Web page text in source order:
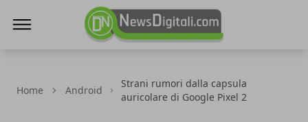
Home Android
Strani rumori dalla capsula
auricolare di Google Pixel 2